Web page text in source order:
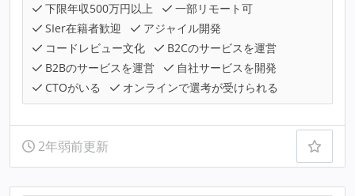
下限年収500万円以上
一部リモート可
SIer在籍者歓迎
アジャイル開発
コードレビュー文化
B2Cのサービスを運営
B2Bのサービスを運営
自社サービスを開発
CTOがいる
オンラインで選考が受けられる
2年弱前更新